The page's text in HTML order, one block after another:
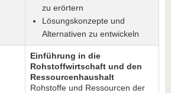
zu erörtern
Lösungskonzepte und
Alternativen zu entwickeln
Einführung in die
Rohstoffwirtschaft und den
Ressourcenhaushalt
Rohstoffe und Ressourcen der